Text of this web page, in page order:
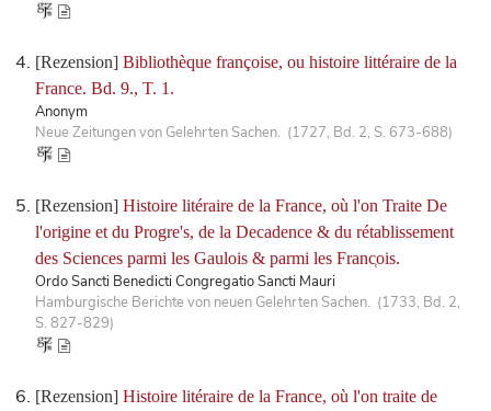
[Rezension] Bibliothèque françoise, ou histoire littéraire de la
France. Bd. 9., T. 1.
Anonym
Neue Zeitungen von Gelehrten Sachen. (1727, Bd. 2, S. 673-688)
[Rezension] Histoire litéraire de la France, où l'on Traite De
l'origine et du Progre's, de la Decadence & du rétablissement
des Sciences parmi les Gaulois & parmi les Franc̜ois.
Ordo Sancti Benedicti Congregatio Sancti Mauri
Hamburgische Berichte von neuen Gelehrten Sachen. (1733, Bd. 2,
S. 827-829)
[Rezension] Histoire litéraire de la France, où l'on traite de